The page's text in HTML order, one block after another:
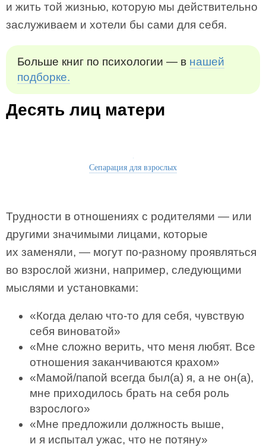
и жить той жизнью, которую мы действительно
заслуживаем и хотели бы сами для себя.
Больше книг по психологии — в нашей
подборке.
Десять лиц матери
Сепарация для взрослых
Трудности в отношениях с родителями — или
другими значимыми лицами, которые
их заменяли, — могут по-разному проявляться
во взрослой жизни, например, следующими
мыслями и установками:
«Когда делаю что-то для себя, чувствую
себя виноватой»
«Мне сложно верить, что меня любят. Все
отношения заканчиваются крахом»
«Мамой/папой всегда был(а) я, а не он(а),
мне приходилось брать на себя роль
взрослого»
«Мне предложили должность выше,
и я испытал ужас, что не потяну»